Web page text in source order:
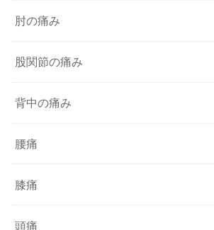
肘の痛み
股関節の痛み
背中の痛み
腰痛
膝痛
頭痛